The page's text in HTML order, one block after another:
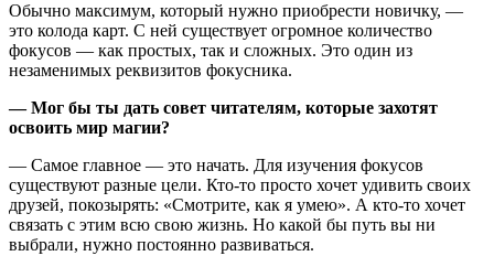
Обычно максимум, который нужно приобрести новичку, —
это колода карт. С ней существует огромное количество
фокусов — как простых, так и сложных. Это один из
незаменимых реквизитов фокусника.
— Мог бы ты дать совет читателям, которые захотят
освоить мир магии?
— Самое главное — это начать. Для изучения фокусов
существуют разные цели. Кто‑то просто хочет удивить своих
друзей, покозырять: «Смотрите, как я умею». А кто‑то хочет
связать с этим всю свою жизнь. Но какой бы путь вы ни
выбрали, нужно постоянно развиваться.